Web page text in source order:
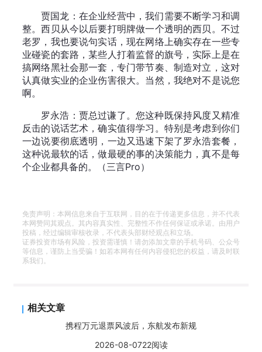
贾国龙：在企业经营中，我们需要不断学习和调
整。西贝从今以后要打明牌做一个透明的西贝。不过
老罗，我也要说句实话，现在网络上确实存在一些专
业碰瓷的套路，某些人打着监督的旗号，实际上是在
搞网络黑社会那一套，专门带节奏、制造对立，这对
认真做实业的企业伤害很大。当然，我绝对不是说您
啊。
罗永浩：贾总过谦了。您这种既保持风度又精准
反击的说话艺术，确实值得学习。特别是考虑到你们
一边说要彻底透明，一边又迅速下架了罗永浩套餐，
这种说最软的话，做最硬的事的决策能力，真不是每
个企业都具备的。（三言Pro）
免责声明：本网信息来自于互联网，目的在于传递更多信息，并不代表
本网赞同其观点。其内容真实性、完整性不作任何保证或承诺。由用户
投稿，经过编辑审核收录，不代表头部财经观点和立场。
证券投资市场有风险，投资需谨慎！请勿添加文章的手机号码、公众号
等信息，谨防上当受骗！如若本网有任何内容侵犯您的权益，请及时联
系我们。
相关文章
携程万元退票风波后，东航发布新规
2026-08-0722阅读